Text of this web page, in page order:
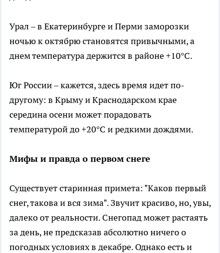
Урал – в Екатеринбурге и Перми заморозки
ночью к октябрю становятся привычными, а
днем температура держится в районе +10°C.
Юг России – кажется, здесь время идет по-
другому: в Крыму и Краснодарском крае
середина осени может порадовать
температурой до +20°C и редкими дождями.
Мифы и правда о первом снеге
Существует старинная примета: "Каков первый
снег, такова и вся зима". Звучит красиво, но, увы,
далеко от реальности. Снегопад может растаять
за день, не предсказав абсолютно ничего о
погодных условиях в декабре. Однако есть и